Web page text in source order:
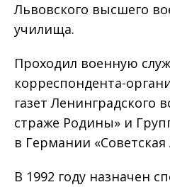
Львовского высшего
училища.
Проходил военную
корреспондента-
газет Ленинградского
страже Родины» и
в Германии
В 1992 году назначен